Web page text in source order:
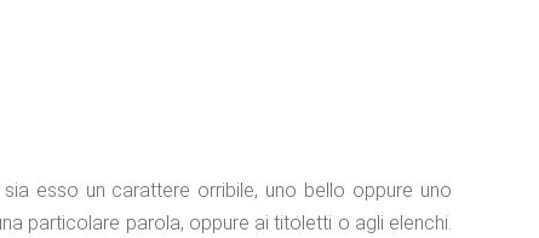
esso un carattere orribile, uno bello oppure uno
particolare parola, oppure ai titoletti o agli elenchi.